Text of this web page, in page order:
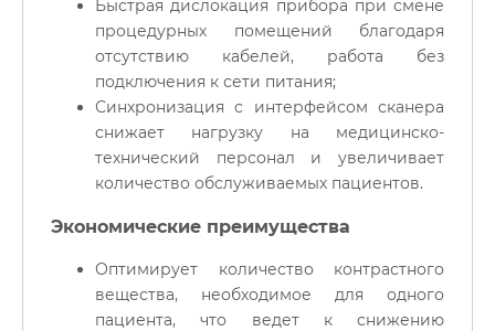
Быстрая дислокация прибора при смене
процедурных помещений благодаря
отсутствию кабелей, работа без
подключения к сети питания;
Синхронизация с интерфейсом сканера
снижает нагрузку на медицинско-
технический персонал и увеличивает
количество обслуживаемых пациентов.
Экономические преимущества
Оптимирует количество контрастного
вещества, необходимое для одного
пациента, что ведет к снижению